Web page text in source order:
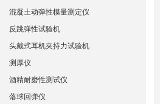
混凝土动弹性模量测定仪
反跳弹性试验机
头戴式耳机夹持力试验机
测厚仪
酒精耐磨性测试仪
落球回弹仪